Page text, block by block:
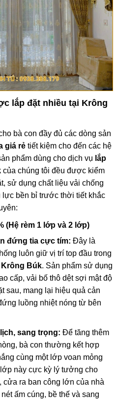
lắp đặt nhiều tại Krông
bà con đầy đủ các dòng sản
giá rẻ tiết kiệm cho đến các hệ
phẩm dùng cho dịch vụ lắp
của chúng tôi đều được kiểm
sử dụng chất liệu vải chống
lực bền bỉ trước thời tiết khắc
(Hệ rèm 1 lớp và 2 lớp)
đứng tia cực tím: Đây là
luôn giữ vị trí top đầu trong
Búk. Sản phẩm sử dụng
cấp, vải bố thô dệt sợi mật độ
sau, mang lại hiệu quả cản
luồng nhiệt nóng từ bên
sang trọng: Để tăng thêm
bà con thường kết hợp
cùng một lớp voan mỏng
này cực kỳ lý tưởng cho
cửa ra ban công lớn của nhà
ấm cúng, bề thế và sang